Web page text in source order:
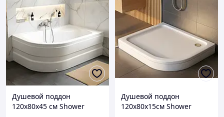
Душевой поддон
120х80х45 см Shower
Душевой поддон
120х80х15см Shower